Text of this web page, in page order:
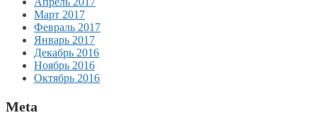
Март 2017
Февраль 2017
Январь 2017
Декабрь 2016
Ноябрь 2016
Октябрь 2016
Meta